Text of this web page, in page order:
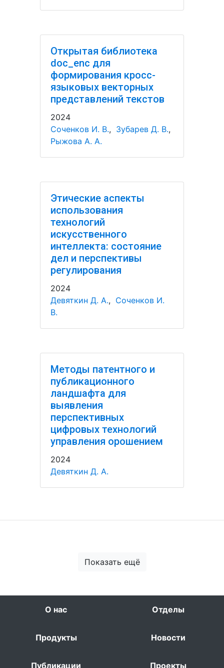
Открытая библиотека
doc_enc для
формирования кросс-
языковых векторных
представлений текстов
2024
Соченков И. В., Зубарев Д. В.,
Рыжова А. А.
Этические аспекты
использования
технологий
искусственного
интеллекта: состояние
дел и перспективы
регулирования
2024
Девяткин Д. А., Соченков И.
В.
Методы патентного и
публикационного
ландшафта для
выявления
перспективных
цифровых технологий
управления орошением
2024
Девяткин Д. А.
Показать ещё
О нас Отделы
Продукты Новости
Публикации Проекты